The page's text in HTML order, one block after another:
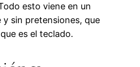
esto viene en un
y sin pretensiones, que
es el teclado.